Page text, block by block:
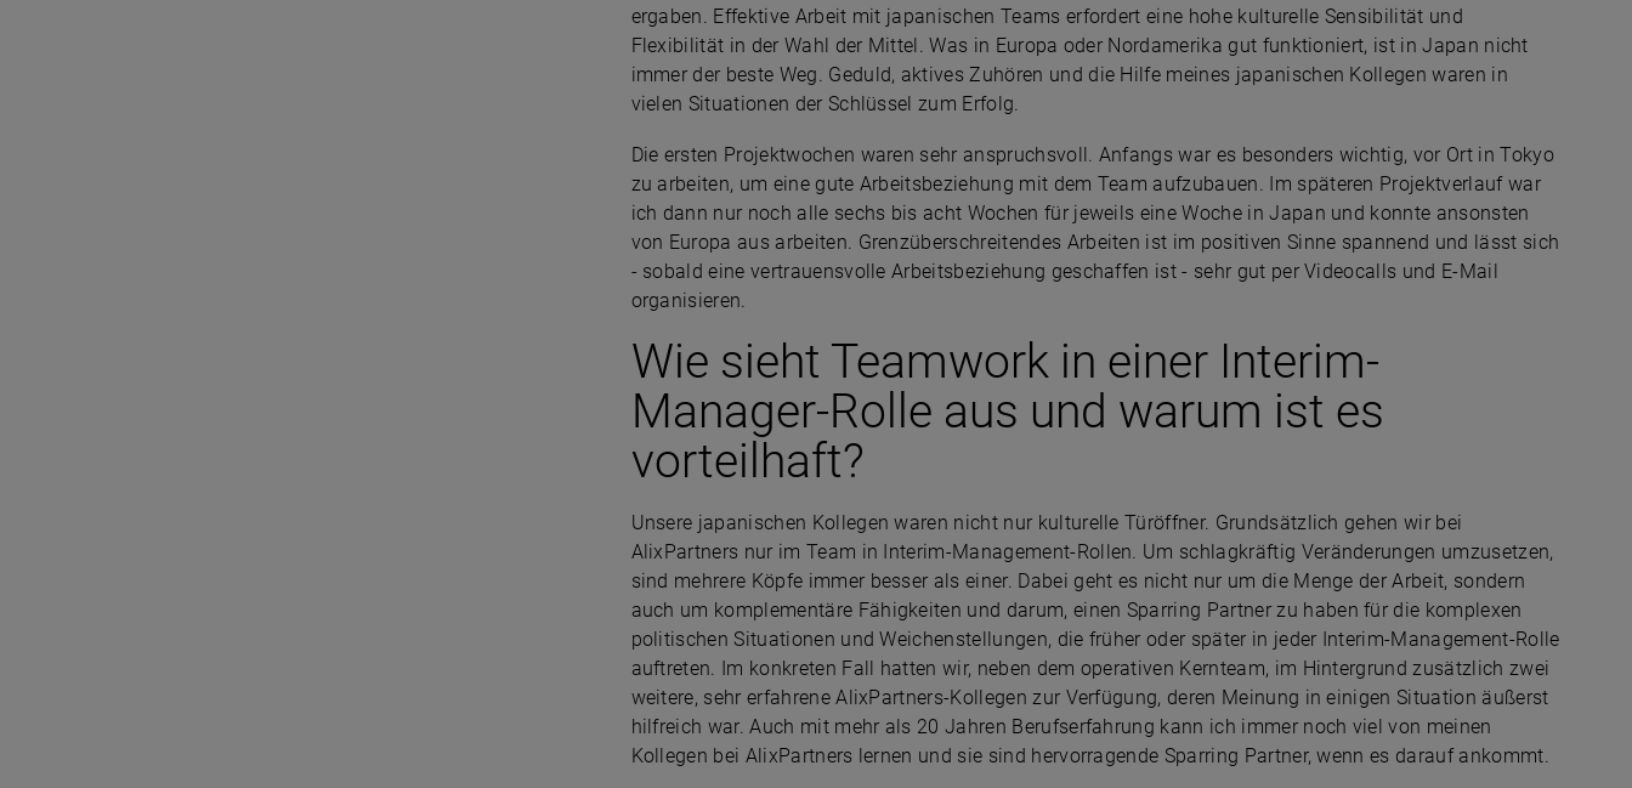
ergaben. Effektive Arbeit mit japanischen Teams erfordert eine hohe kulturelle Sensibilität und
Flexibilität in der Wahl der Mittel. Was in Europa oder Nordamerika gut funktioniert, ist in Japan nicht
immer der beste Weg. Geduld, aktives Zuhören und die Hilfe meines japanischen Kollegen waren in
vielen Situationen der Schlüssel zum Erfolg.
Die ersten Projektwochen waren sehr anspruchsvoll. Anfangs war es besonders wichtig, vor Ort in Tokyo
zu arbeiten, um eine gute Arbeitsbeziehung mit dem Team aufzubauen. Im späteren Projektverlauf war
ich dann nur noch alle sechs bis acht Wochen für jeweils eine Woche in Japan und konnte ansonsten
von Europa aus arbeiten. Grenzüberschreitendes Arbeiten ist im positiven Sinne spannend und lässt sich
- sobald eine vertrauensvolle Arbeitsbeziehung geschaffen ist - sehr gut per Videocalls und E-Mail
organisieren.
Wie sieht Teamwork in einer Interim-
Manager-Rolle aus und warum ist es
vorteilhaft?
Unsere japanischen Kollegen waren nicht nur kulturelle Türöffner. Grundsätzlich gehen wir bei
AlixPartners nur im Team in Interim-Management-Rollen. Um schlagkräftig Veränderungen umzusetzen,
sind mehrere Köpfe immer besser als einer. Dabei geht es nicht nur um die Menge der Arbeit, sondern
auch um komplementäre Fähigkeiten und darum, einen Sparring Partner zu haben für die komplexen
politischen Situationen und Weichenstellungen, die früher oder später in jeder Interim-Management-Rolle
auftreten. Im konkreten Fall hatten wir, neben dem operativen Kernteam, im Hintergrund zusätzlich zwei
weitere, sehr erfahrene AlixPartners-Kollegen zur Verfügung, deren Meinung in einigen Situation äußerst
hilfreich war. Auch mit mehr als 20 Jahren Berufserfahrung kann ich immer noch viel von meinen
Kollegen bei AlixPartners lernen und sie sind hervorragende Sparring Partner, wenn es darauf ankommt.